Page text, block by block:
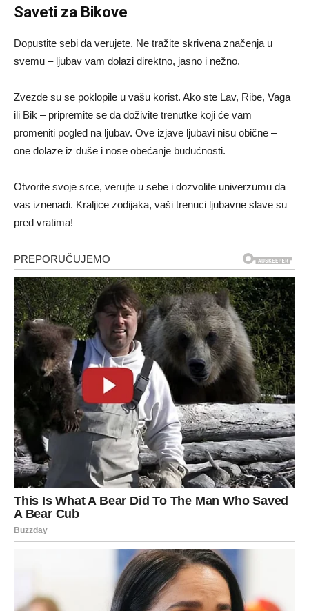
Saveti za Bikove
Dopustite sebi da verujete. Ne tražite skrivena značenja u
svemu – ljubav vam dolazi direktno, jasno i nežno.
Zvezde su se poklopile u vašu korist. Ako ste Lav, Ribe, Vaga
ili Bik – pripremite se da doživite trenutke koji će vam
promeniti pogled na ljubav. Ove izjave ljubavi nisu obične –
one dolaze iz duše i nose obećanje budućnosti.
Otvorite svoje srce, verujte u sebe i dozvolite univerzumu da
vas iznenadi. Kraljice zodijaka, vaši trenuci ljubavne slave su
pred vratima!